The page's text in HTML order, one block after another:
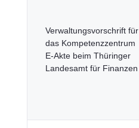
Verwaltungsvorschrift für
das Kompetenzzentrum
E-Akte beim Thüringer
Landesamt für Finanzen